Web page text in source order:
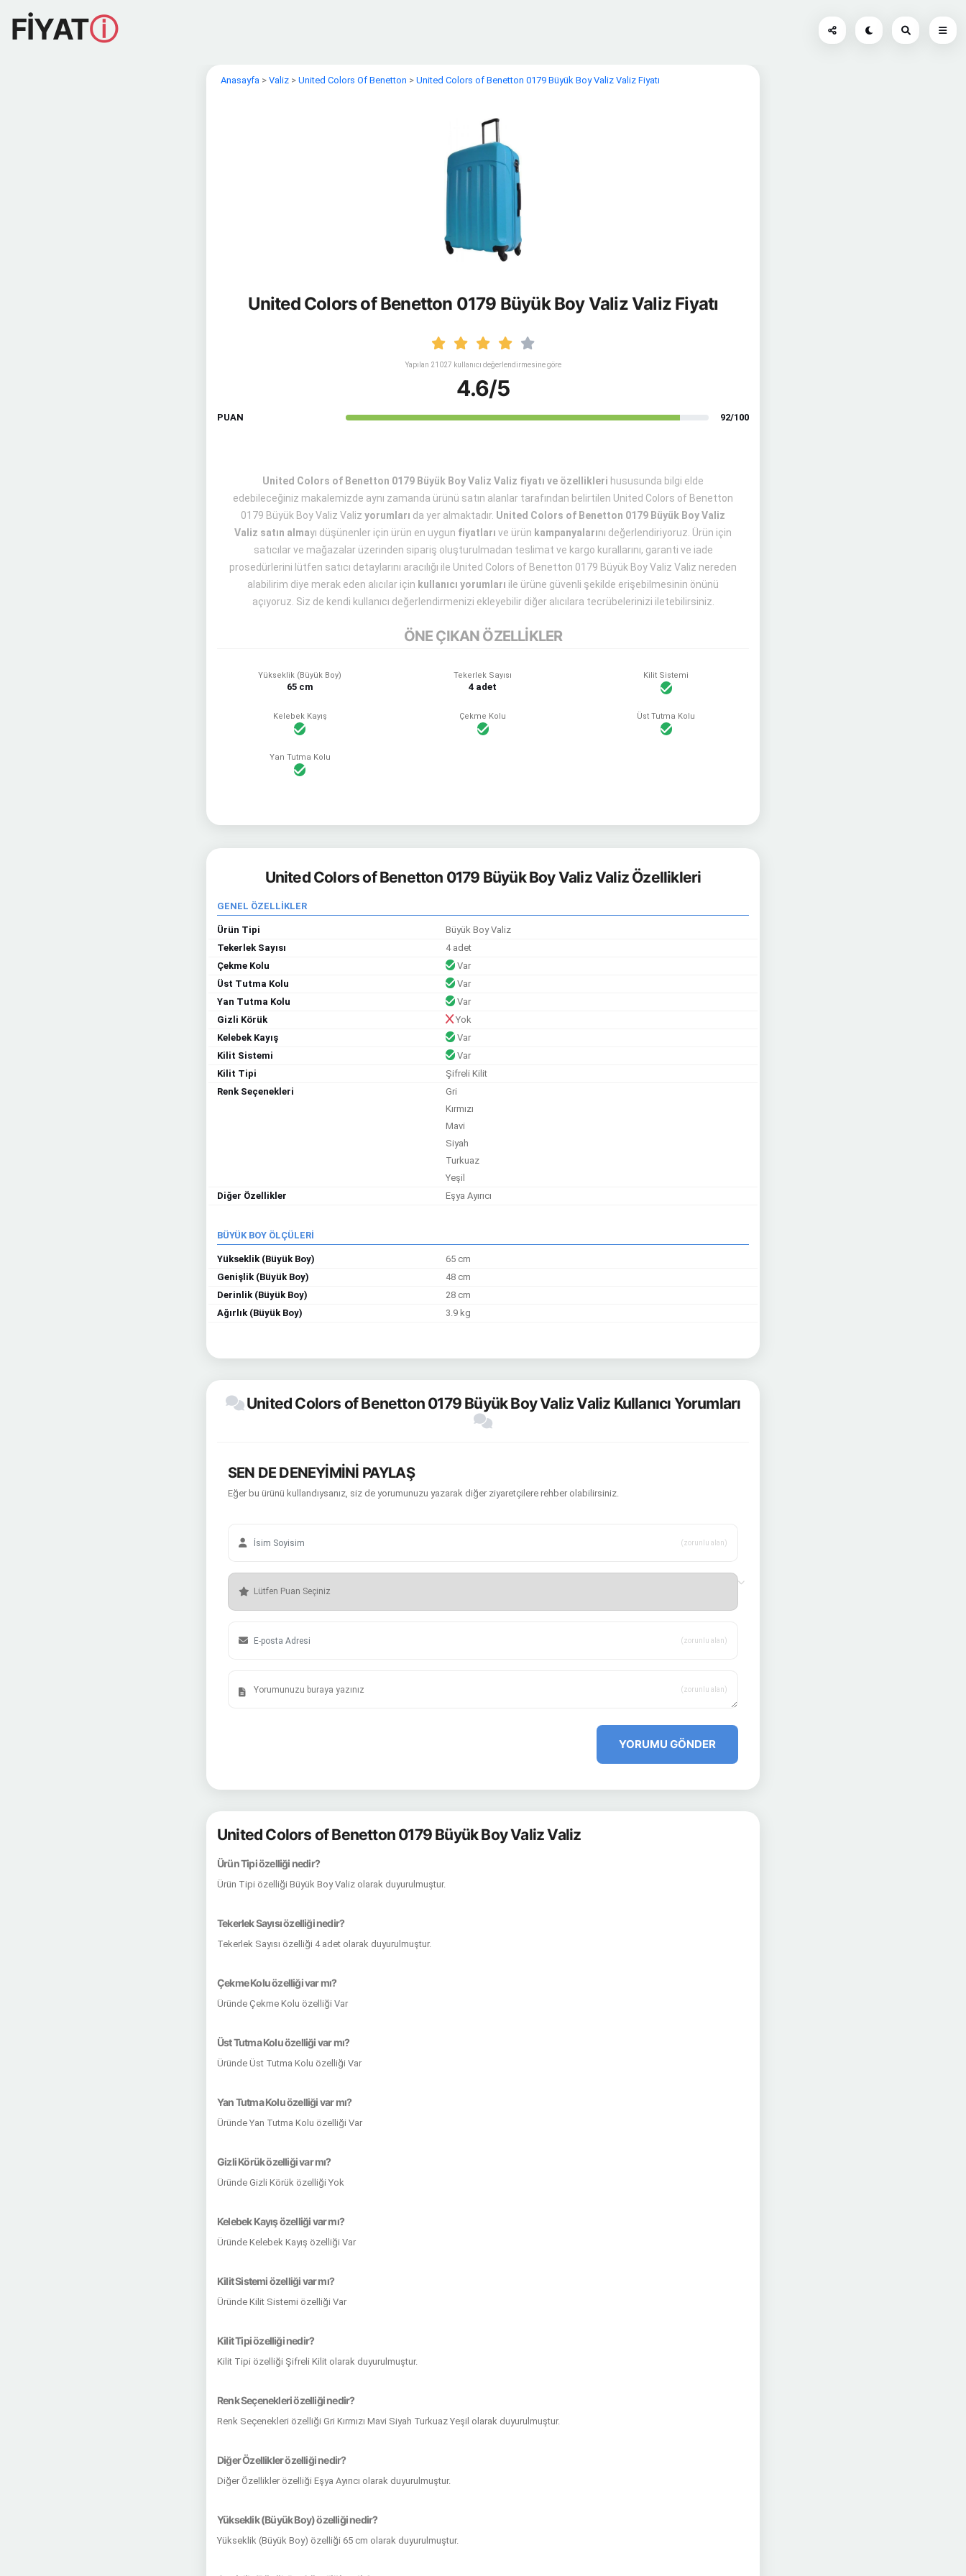
FİYATⓘ
Anasayfa > Valiz > United Colors Of Benetton > United Colors of Benetton 0179 Büyük Boy Valiz Valiz Fiyatı
United Colors of Benetton 0179 Büyük Boy Valiz Valiz Fiyatı
Yapılan 21027 kullanıcı değerlendirmesine göre
4.6/5
PUAN 92/100
United Colors of Benetton 0179 Büyük Boy Valiz Valiz fiyatı ve özellikleri hususunda bilgi elde
edebileceğiniz makalemizde aynı zamanda ürünü satın alanlar tarafından belirtilen United Colors of Benetton
0179 Büyük Boy Valiz Valiz yorumları da yer almaktadır. United Colors of Benetton 0179 Büyük Boy Valiz
Valiz satın almayı düşünenler için ürün en uygun fiyatları ve ürün kampanyalarını değerlendiriyoruz. Ürün için
satıcılar ve mağazalar üzerinden sipariş oluşturulmadan teslimat ve kargo kurallarını, garanti ve iade
prosedürlerini lütfen satıcı detaylarını aracılığı ile United Colors of Benetton 0179 Büyük Boy Valiz Valiz nereden
alabilirim diye merak eden alıcılar için kullanıcı yorumları ile ürüne güvenli şekilde erişebilmesinin önünü
açıyoruz. Siz de kendi kullanıcı değerlendirmenizi ekleyebilir diğer alıcılara tecrübelerinizi iletebilirsiniz.
ÖNE ÇIKAN ÖZELLİKLER
Yükseklik (Büyük Boy)
65 cm
Tekerlek Sayısı
4 adet
Kilit Sistemi
Kelebek Kayış Çekme Kolu Üst Tutma Kolu
Yan Tutma Kolu
United Colors of Benetton 0179 Büyük Boy Valiz Valiz Özellikleri
GENEL ÖZELLİKLER
Ürün Tipi
Büyük Boy Valiz
Tekerlek Sayısı
4 adet
Çekme Kolu
Var
Üst Tutma Kolu
Var
Yan Tutma Kolu
Var
Gizli Körük
Yok
Kelebek Kayış
Var
Kilit Sistemi
Var
Kilit Tipi
Şifreli Kilit
Renk Seçenekleri
Gri
Kırmızı
Mavi
Siyah
Turkuaz
Yeşil
Diğer Özellikler
Eşya Ayırıcı
BÜYÜK BOY ÖLÇÜLERİ
Yükseklik (Büyük Boy)
65 cm
Genişlik (Büyük Boy)
48 cm
Derinlik (Büyük Boy)
28 cm
Ağırlık (Büyük Boy)
3.9 kg
United Colors of Benetton 0179 Büyük Boy Valiz Valiz Kullanıcı Yorumları
SEN DE DENEYİMİNİ PAYLAŞ
Eğer bu ürünü kullandıysanız, siz de yorumunuzu yazarak diğer ziyaretçilere rehber olabilirsiniz.
(zorunlu alan)
(zorunlu alan)
(zorunlu alan)
YORUMU GÖNDER
United Colors of Benetton 0179 Büyük Boy Valiz Valiz
Ürün Tipi özelliği nedir?
Ürün Tipi özelliği Büyük Boy Valiz olarak duyurulmuştur.
Tekerlek Sayısı özelliği nedir?
Tekerlek Sayısı özelliği 4 adet olarak duyurulmuştur.
Çekme Kolu özelliği var mı?
Üründe Çekme Kolu özelliği Var
Üst Tutma Kolu özelliği var mı?
Üründe Üst Tutma Kolu özelliği Var
Yan Tutma Kolu özelliği var mı?
Üründe Yan Tutma Kolu özelliği Var
Gizli Körük özelliği var mı?
Üründe Gizli Körük özelliği Yok
Kelebek Kayış özelliği var mı?
Üründe Kelebek Kayış özelliği Var
Kilit Sistemi özelliği var mı?
Üründe Kilit Sistemi özelliği Var
Kilit Tipi özelliği nedir?
Kilit Tipi özelliği Şifreli Kilit olarak duyurulmuştur.
Renk Seçenekleri özelliği nedir?
Renk Seçenekleri özelliği Gri Kırmızı Mavi Siyah Turkuaz Yeşil olarak duyurulmuştur.
Diğer Özellikler özelliği nedir?
Diğer Özellikler özelliği Eşya Ayırıcı olarak duyurulmuştur.
Yükseklik (Büyük Boy) özelliği nedir?
Yükseklik (Büyük Boy) özelliği 65 cm olarak duyurulmuştur.